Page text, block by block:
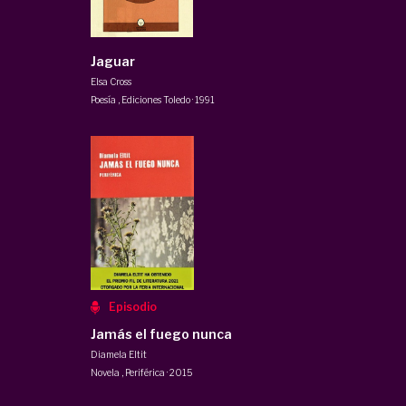
Jaguar
Elsa Cross
Poesía
Ediciones Toledo·1991
Episodio
Jamás el fuego nunca
Diamela Eltit
Novela
Periférica ·2015